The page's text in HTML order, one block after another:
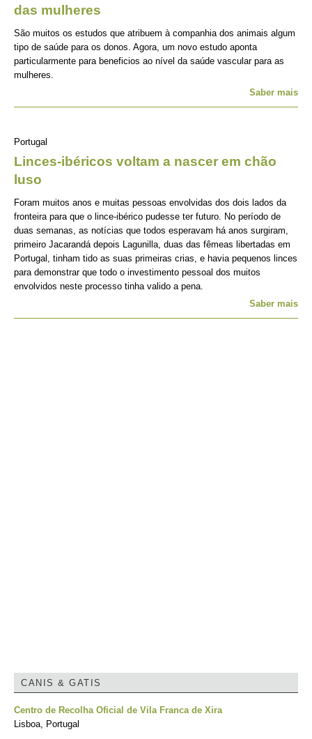
das mulheres
São muitos os estudos que atribuem à companhia dos animais algum
tipo de saúde para os donos. Agora, um novo estudo aponta
particularmente para beneficios ao nível da saúde vascular para as
mulheres.
Saber mais
Portugal
Linces-ibéricos voltam a nascer em chão
luso
Foram muitos anos e muitas pessoas envolvidas dos dois lados da
fronteira para que o lince-ibérico pudesse ter futuro. No período de
duas semanas, as notícias que todos esperavam há anos surgiram,
primeiro Jacarandá depois Lagunilla, duas das fêmeas libertadas em
Portugal, tinham tido as suas primeiras crias, e havia pequenos linces
para demonstrar que todo o investimento pessoal dos muitos
envolvidos neste processo tinha valido a pena.
Saber mais
CANIS & GATIS
Centro de Recolha Oficial de Vila Franca de Xira
Lisboa, Portugal